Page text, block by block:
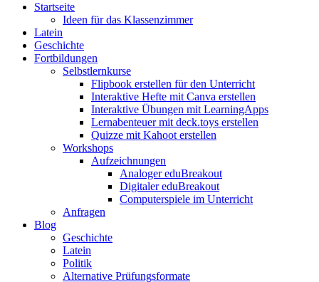
Startseite
Ideen für das Klassenzimmer
Latein
Geschichte
Fortbildungen
Selbstlernkurse
Flipbook erstellen für den Unterricht
Interaktive Hefte mit Canva erstellen
Interaktive Übungen mit LearningApps
Lernabenteuer mit deck.toys erstellen
Quizze mit Kahoot erstellen
Workshops
Aufzeichnungen
Analoger eduBreakout
Digitaler eduBreakout
Computerspiele im Unterricht
Anfragen
Blog
Geschichte
Latein
Politik
Alternative Prüfungsformate